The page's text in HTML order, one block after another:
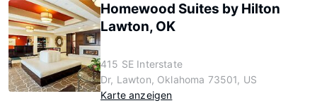
Homewood Suites by Hilton
Lawton, OK
415 SE Interstate
Dr, Lawton, Oklahoma 73501, US
Karte anzeigen